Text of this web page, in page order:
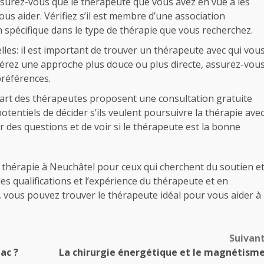
aider. Vérifiez s’il est membre d’une association
dans le type de thérapie que vous recherchez.
il est important de trouver un thérapeute avec qui vous
une approche plus douce ou plus directe, assurez-vous
des thérapeutes proposent une consultation gratuite
de décider s’ils veulent poursuivre la thérapie avec
des questions et de voir si le thérapeute est la bonne
à Neuchâtel pour ceux qui cherchent du soutien et
qualifications et l’expérience du thérapeute et en
pouvez trouver le thérapeute idéal pour vous aider à
?
Suivant
La chirurgie énergétique et le magnétisme